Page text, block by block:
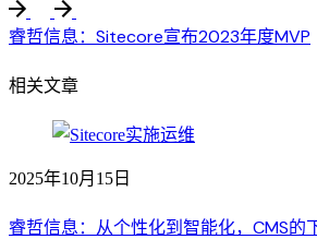
睿哲信息：Sitecore宣布2023年度MVP
相关文章
2025年10月15日
睿哲信息：从个性化到智能化，CMS的